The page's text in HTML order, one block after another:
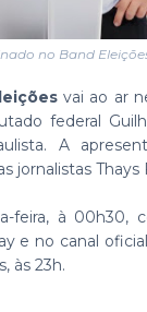
no Band
vai ao ar
federal
A
Thays
feira, à 00h30,
e no canal
às 23h.